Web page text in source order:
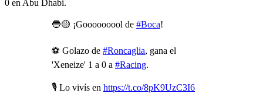
0 en Abu Dhabi.
🔵🟡 ¡Gooooooool de #Boca!
⚽️ Golazo de #Roncaglia, gana el
'Xeneize' 1 a 0 a #Racing.
🎙️ Lo vivís en https://t.co/8pK9UzC3I6